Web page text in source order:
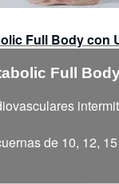
Full Body con
Full
de 10, 12,